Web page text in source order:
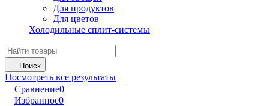
Для продуктов
Для цветов
Холодильные сплит-системы
Поиск
Посмотреть все результаты
Сравнение0
Избранное0